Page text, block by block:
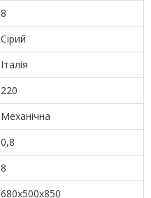
8
Сірий
Італія
220
Механічна
0,8
8
680х500х850